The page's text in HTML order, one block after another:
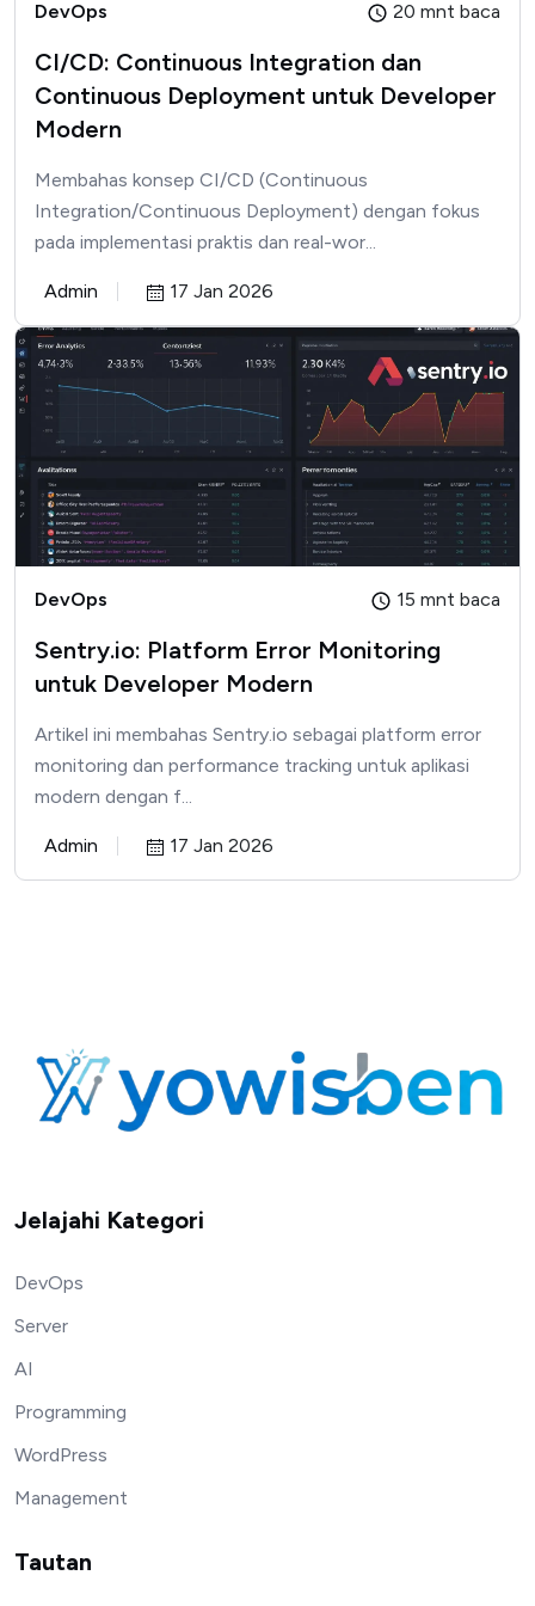
DevOps 20 mnt baca
CI/CD: Continuous Integration dan
Continuous Deployment untuk Developer
Modern
Membahas konsep CI/CD (Continuous
Integration/Continuous Deployment) dengan fokus
pada implementasi praktis dan real-wor...
Admin 17 Jan 2026
DevOps 15 mnt baca
Sentry.io: Platform Error Monitoring
untuk Developer Modern
Artikel ini membahas Sentry.io sebagai platform error
monitoring dan performance tracking untuk aplikasi
modern dengan f...
Admin 17 Jan 2026
Jelajahi Kategori
DevOps
Server
AI
Programming
WordPress
Management
Tautan